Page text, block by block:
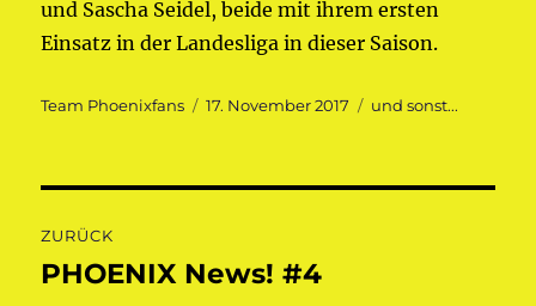
und Sascha Seidel, beide mit ihrem ersten
Einsatz in der Landesliga in dieser Saison.
Autor
Team Phoenixfans
Veröffentlicht
17. November 2017 Kategorien
und sonst...
ZURÜCK
Vorheriger
PHOENIX News! #4